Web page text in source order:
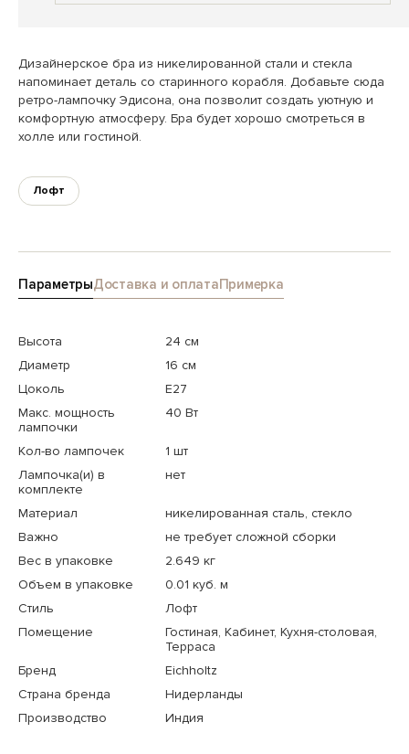
Дизайнерское бра из никелированной стали и стекла
напоминает деталь со старинного корабля. Добавьте сюда
ретро-лампочку Эдисона, она позволит создать уютную и
комфортную атмосферу. Бра будет хорошо смотреться в
холле или гостиной.
Лофт
ПараметрыДоставка и оплатаПримерка
Высота
24 см
Диаметр
16 см
Цоколь
E27
Макс. мощность
лампочки
40 Вт
Кол-во лампочек
1 шт
Лампочка(и) в
комплекте
нет
Материал
никелированная сталь, стекло
Важно
не требует сложной сборки
Вес в упаковке
2.649 кг
Объем в упаковке
0.01 куб. м
Стиль
Лофт
Помещение
Гостиная, Кабинет, Кухня-столовая,
Терраса
Бренд
Eichholtz
Страна бренда
Нидерланды
Производство
Индия